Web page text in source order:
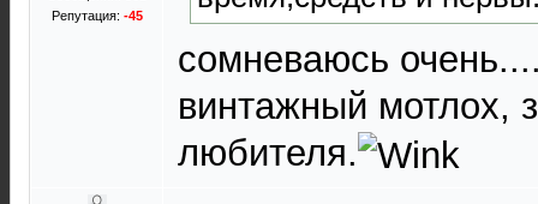
Репутация: -45
сомневаюсь
винтажный мотлох,
любителя.